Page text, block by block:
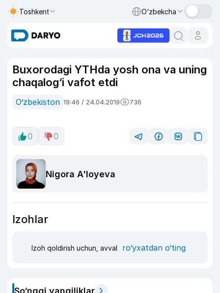
Toshkent O‘zbekcha
Buxorodagi YTHda yosh ona va uning
chaqalog‘i vafot etdi
O‘zbekiston 19:46 / 24.04.2019 736
0 0
Nigora A'loyeva
Izohlar
Izoh qoldirish uchun, avval ro‘yxatdan o‘ting
So‘nggi yangiliklar